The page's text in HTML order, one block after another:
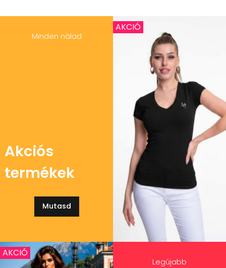
Minden nálad
Akciós
termékek
Mutasd
AKCIÓ
Legújabb
AKCIÓ